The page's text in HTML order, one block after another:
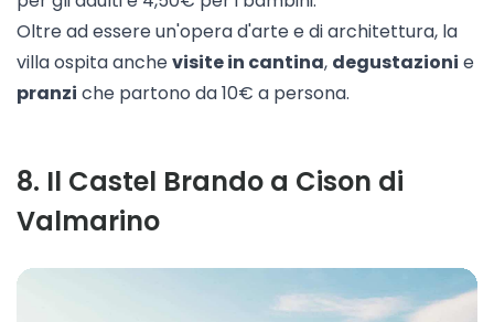
Oltre ad essere un'opera d'arte e di architettura, la
villa ospita anchevisite in cantina, degustazioni e
pranzi che partono da 10€ a persona.
8. Il Castel Brando a Cison di
Valmarino